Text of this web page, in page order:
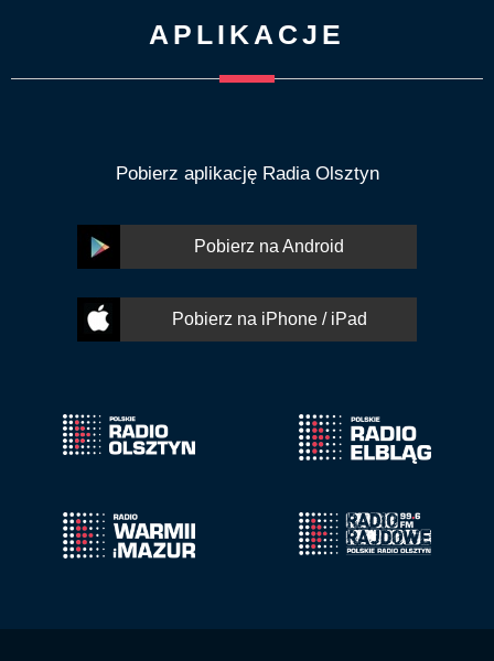
APLIKACJE
Pobierz aplikację Radia Olsztyn
Pobierz na Android
Pobierz na iPhone / iPad